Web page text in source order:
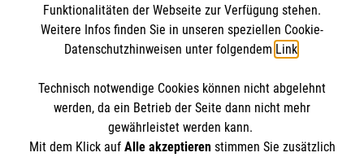
Newsletter abonnieren
Cookies verwalten|AGB|Impressum|Datenschutz
Barrierefreiheit |Kontakt| Sharepoint|Mediathek
Funktionalitäten der Webseite zur Verfügung stehen.
Weitere Infos finden Sie in unseren speziellen Cookie-
Datenschutzhinweisen unter folgendem Link.
Technisch notwendige Cookies können nicht abgelehnt
werden, da ein Betrieb der Seite dann nicht mehr
gewährleistet werden kann.
Mit dem Klick auf Alle akzeptierenstimmen Sie zusätzlich